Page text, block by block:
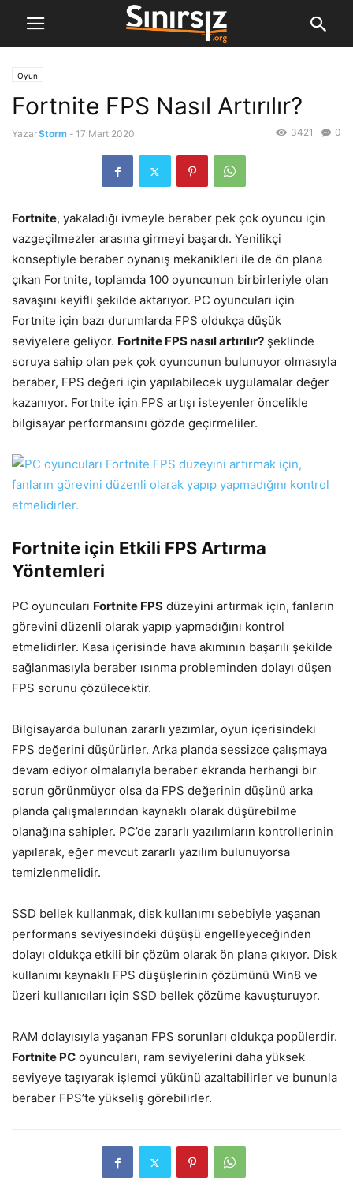
Oyun
Fortnite FPS Nasıl Artırılır?
YazarStorm - 17 Mart 2020 0
3421
Fortnite, yakaladığı ivmeyle beraber pek çok oyuncu için
vazgeçilmezler arasına girmeyi başardı. Yenilikçi
konseptiyle beraber oynanış mekanikleri ile de ön plana
çıkan Fortnite, toplamda 100 oyuncunun birbirleriyle olan
savaşını keyifli şekilde aktarıyor. PC oyuncuları için
Fortnite için bazı durumlarda FPS oldukça düşük
seviyelere geliyor. Fortnite FPS nasıl artırılır? şeklinde
soruya sahip olan pek çok oyuncunun bulunuyor olmasıyla
beraber, FPS değeri için yapılabilecek uygulamalar değer
kazanıyor. Fortnite için FPS artışı isteyenler öncelikle
bilgisayar performansını gözde geçirmeliler.
Fortnite için Etkili FPS Artırma
Yöntemleri
PC oyuncuları Fortnite FPS düzeyini artırmak için, fanların
görevini düzenli olarak yapıp yapmadığını kontrol
etmelidirler. Kasa içerisinde hava akımının başarılı şekilde
sağlanmasıyla beraber ısınma probleminden dolayı düşen
FPS sorunu çözülecektir.
Bilgisayarda bulunan zararlı yazımlar, oyun içerisindeki
FPS değerini düşürürler. Arka planda sessizce çalışmaya
devam ediyor olmalarıyla beraber ekranda herhangi bir
sorun görünmüyor olsa da FPS değerinin düşünü arka
planda çalışmalarından kaynaklı olarak düşürebilme
olanağına sahipler. PC’de zararlı yazılımların kontrollerinin
yapılarak, eğer mevcut zararlı yazılım bulunuyorsa
temizlenmelidir.
SSD bellek kullanmak, disk kullanımı sebebiyle yaşanan
performans seviyesindeki düşüşü engelleyeceğinden
dolayı oldukça etkili bir çözüm olarak ön plana çıkıyor. Disk
kullanımı kaynaklı FPS düşüşlerinin çözümünü Win8 ve
üzeri kullanıcıları için SSD bellek çözüme kavuşturuyor.
RAM dolayısıyla yaşanan FPS sorunları oldukça popülerdir.
Fortnite PC oyuncuları, ram seviyelerini daha yüksek
seviyeye taşıyarak işlemci yükünü azaltabilirler ve bununla
beraber FPS’te yükseliş görebilirler.